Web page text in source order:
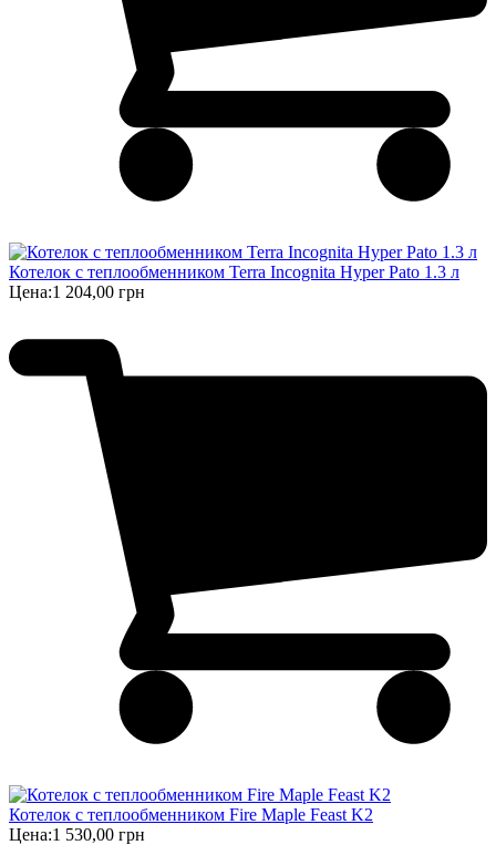
Котелок с теплообменником Terra Incognita Hyper Pato 1.3 л
Цена:1 204,00 грн
Котелок с теплообменником Fire Maple Feast K2
Цена:1 530,00 грн